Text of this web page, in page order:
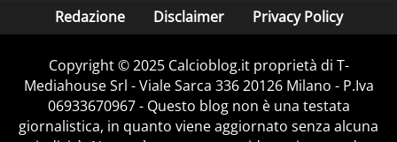
Redazione Disclaimer Privacy Policy
Copyright © 2025 Calcioblog.it proprietà di T-
Mediahouse Srl - Viale Sarca 336 20126 Milano - P.Iva
06933670967 - Questo blog non è una testata
giornalistica, in quanto viene aggiornato senza alcuna